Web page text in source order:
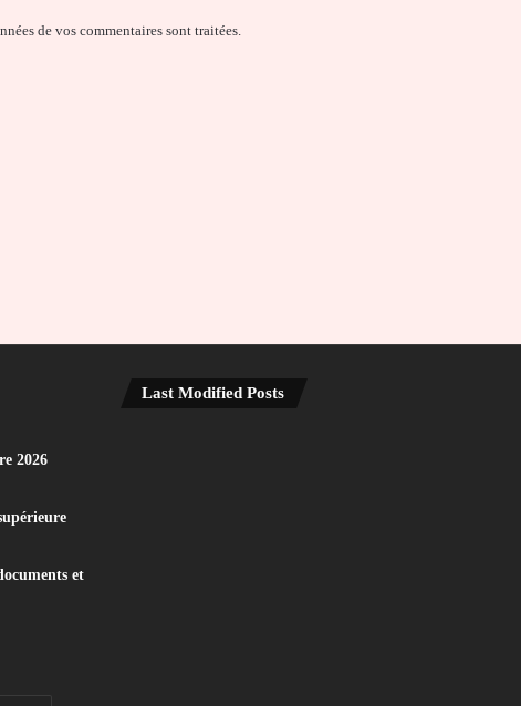
de vos commentaires sont traitées
2026
et
Last Modified Posts